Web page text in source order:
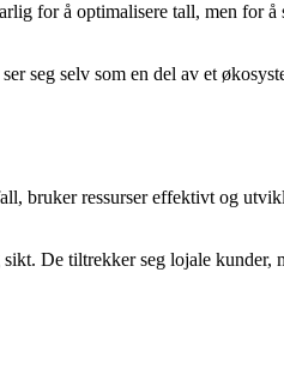
for å optimalisere tall, men for
seg selv som en del av et
bruker ressurser effektivt og
De tiltrekker seg lojale